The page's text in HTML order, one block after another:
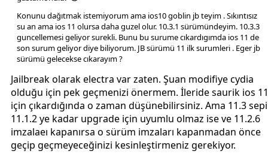
Konunu dağıtmak istemiyorum ama ios10 goblin jb teyim . Sıkıntısız
su an ama ios 11 olursa daha guzel olur. 10.3.1 sürümündeyim. 10.3.3
guncellemesi geliyor surekli. Bunu bu surume cıkardıgımda ios 11 de
son surum geliyor diye biliyorum. JB sürümü 11 ilk surumleri . Eger jb
sürümü gelecekse cıkarayım ?
Jailbreak olarak electra var zaten. Şuan modifiye cydia
olduğu için pek geçmenizi önermem. İleride saurik ios 11
için çıkardığında o zaman düşünebilirsiniz. Ama 11.3 sepi
11.1.2 ye kadar upgrade için uyumlu olmaz ise ve 11.2.6
imzalaeı kapanırsa o sürüm imzaları kapanmadan önce
geçip geçmeyeceğinizi kesinleştirmeniz gerekiyor.